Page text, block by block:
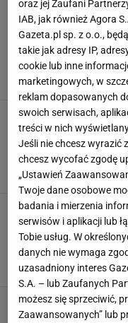
PŁASZCZE NA
tylko w
wiosnę
Natalia
Kasia
tej
IW,
i grafiki
Ten
Zarze i
IW,
i grafiki
oraz jej Zaufani
IAB, jak również Agora
Gazeta.pl sp. z o.o.,
takie jak adresy IP,
cookie lub inne
marketingowych, w
reklam dopasowanych
swoich serwisach,
treści w nich
Jeśli nie chcesz wyrazić
chcesz wycofać zgodę
„Ustawień
Twoje dane osobowe
badania i mierzenia
serwisów i aplikacji lub
Tobie usług. W
danych nie wymaga
uzasadniony interes
S.A. – lub Zaufanych
możesz się sprzeciwić,
Zaawansowanych” lub